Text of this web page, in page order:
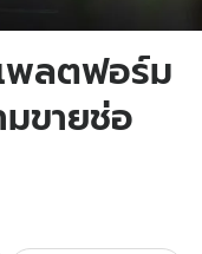
พลตฟอร์ม
ขายช่อ